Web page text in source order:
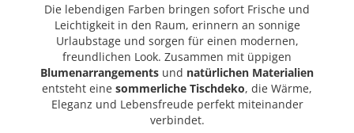
Die lebendigen Farben bringen sofort Frische und
Leichtigkeit in den Raum, erinnern an sonnige
Urlaubstage und sorgen für einen modernen,
freundlichen Look. Zusammen mit üppigen
Blumenarrangements und natürlichen Materialien
entsteht eine sommerliche Tischdeko, die Wärme,
Eleganz und Lebensfreude perfekt miteinander
verbindet.